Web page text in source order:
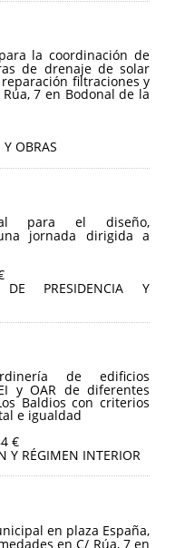
la coordinación de
de drenaje de solar
filtraciones y
7 en Bodonal de la
Y OBRAS
para el diseño,
jornada dirigida a
DE PRESIDENCIA Y
de edificios
y OAR de diferentes
Baldios con criterios
e igualdad
€
Y RÉGIMEN INTERIOR
en plaza España,
en C/ Rúa, 7 en